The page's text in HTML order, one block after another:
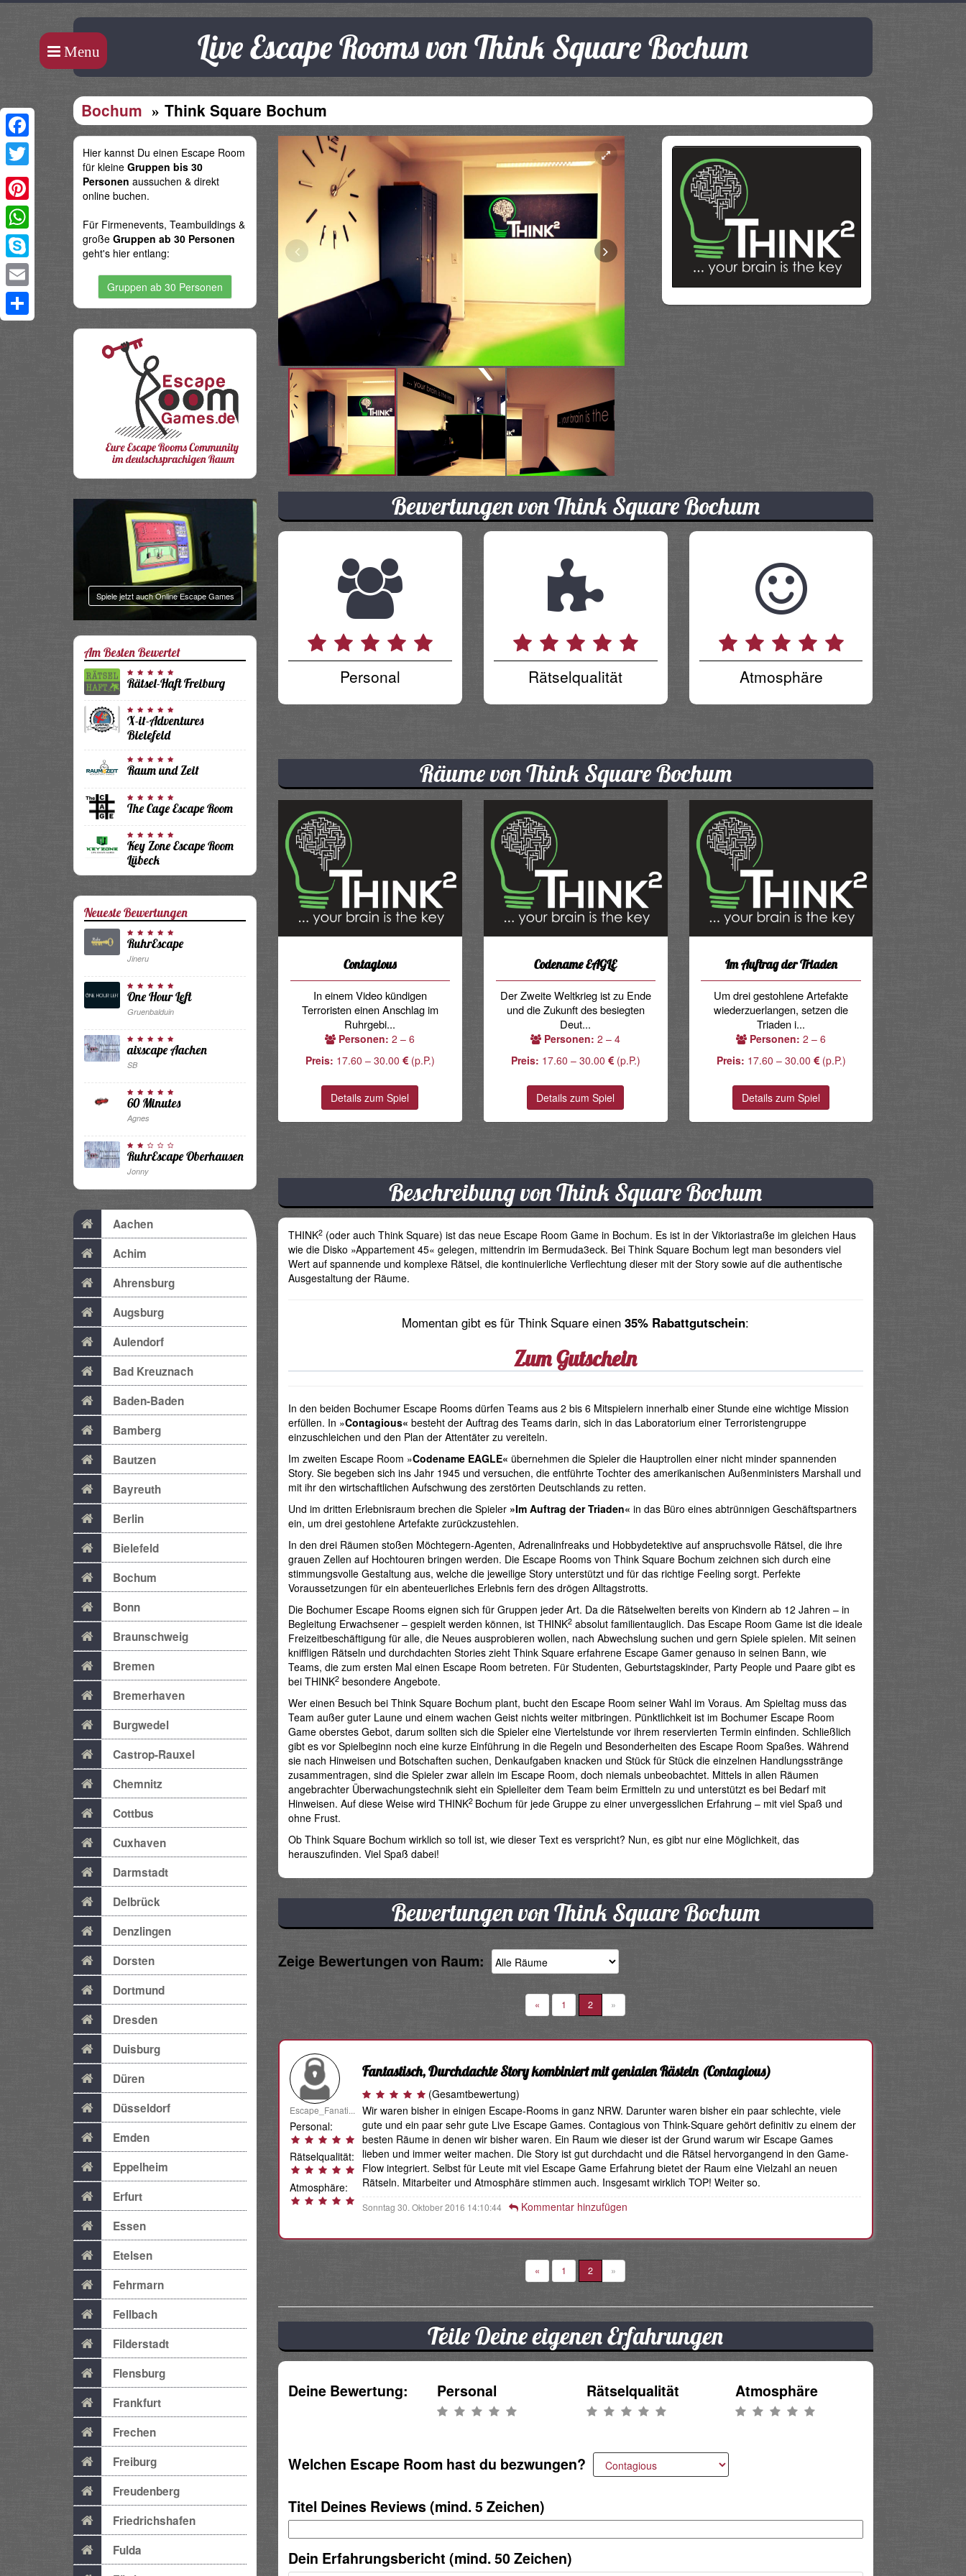
Menu Live Escape Rooms von Think Square Bochum
Bochum Think Square Bochum
Hier kannst Du einen Escape Room
für kleine Gruppen bis 30
Personen aussuchen & direkt
online buchen.
Für Firmenevents, Teambuildings &
große Gruppen ab 30 Personen
geht's hier entlang:
Gruppen ab 30 Personen
Spiele jetzt auch Online Escape Games
Am Besten Bewertet
Rätsel-Haft Freiburg
X-it-Adventures
Bielefeld
Raum und Zeit
The Cage Escape Room
Key Zone Escape Room
Lübeck
Neueste Bewertungen
RuhrEscape
Jineru
One Hour Left
Gruenbalduin
aixscape Aachen
SB
60 Minutes
Agnes
RuhrEscape Oberhausen
Jonny
Aachen
Achim
Ahrensburg
Augsburg
Aulendorf
Bad Kreuznach
Baden-Baden
Bamberg
Bautzen
Bayreuth
Berlin
Bielefeld
Bochum
Bonn
Braunschweig
Bremen
Bremerhaven
Burgwedel
Castrop-Rauxel
Chemnitz
Cottbus
Cuxhaven
Darmstadt
Delbrück
Denzlingen
Dorsten
Dortmund
Dresden
Duisburg
Düren
Düsseldorf
Emden
Eppelheim
Erfurt
Essen
Etelsen
Fehrmarn
Fellbach
Filderstadt
Flensburg
Frankfurt
Frechen
Freiburg
Freudenberg
Friedrichshafen
Fulda
Bewertungen von Think Square Bochum
Personal Rätselqualität Atmosphäre
Räume von Think Square Bochum
Contagious
In einem Video kündigen
Terroristen einen Anschlag im
Ruhrgebi...
Personen: 2 – 6
Preis: 17.60 – 30.00 (p.P.)
Details zum Spiel
Codename EAGLE
Der Zweite Weltkrieg ist zu Ende
und die Zukunft des besiegten
Deut...
Personen: 2 – 4
Preis: 17.60 – 30.00 (p.P.)
Details zum Spiel
Im Auftrag der Triaden
Um drei gestohlene Artefakte
wiederzuerlangen, setzen die
Triaden i...
Personen: 2 – 6
Preis: 17.60 – 30.00 (p.P.)
Details zum Spiel
Beschreibung von Think Square Bochum
THINK2 (oder auch Think Square) ist das neue Escape Room Game in Bochum. Es ist in der Viktoriastraße im gleichen Haus
wie die Disko »Appartement 45« gelegen, mittendrin im Bermuda3eck. Bei Think Square Bochum legt man besonders viel
Wert auf spannende und komplexe Rätsel, die kontinuierliche Verflechtung dieser mit der Story sowie auf die authentische
Ausgestaltung der Räume.
Momentan gibt es für Think Square einen35% Rabattgutschein:
Zum Gutschein
In den beiden Bochumer Escape Rooms dürfen Teams aus 2 bis 6 Mitspielern innerhalb einer Stunde eine wichtige Mission
erfüllen. In »Contagious« besteht der Auftrag des Teams darin, sich in das Laboratorium einer Terroristengruppe
einzuschleichen und den Plan der Attentäter zu vereiteln.
Im zweiten Escape Room »Codename EAGLE« übernehmen die Spieler die Hauptrollen einer nicht minder spannenden
Story. Sie begeben sich ins Jahr 1945 und versuchen, die entführte Tochter des amerikanischen Außenministers Marshall und
mit ihr den wirtschaftlichen Aufschwung des zerstörten Deutschlands zu retten.
Und im dritten Erlebnisraum brechen die Spieler »Im Auftrag der Triaden« in das Büro eines abtrünnigen Geschäftspartners
ein, um drei gestohlene Artefakte zurückzustehlen.
In den drei Räumen stoßen Möchtegern-Agenten, Adrenalinfreaks und Hobbydetektive auf anspruchsvolle Rätsel, die ihre
grauen Zellen auf Hochtouren bringen werden. Die Escape Rooms von Think Square Bochum zeichnen sich durch eine
stimmungsvolle Gestaltung aus, welche die jeweilige Story unterstützt und für das richtige Feeling sorgt. Perfekte
Voraussetzungen für ein abenteuerliches Erlebnis fern des drögen Alltagstrotts.
Die Bochumer Escape Rooms eignen sich für Gruppen jeder Art. Da die Rätselwelten bereits von Kindern ab 12 Jahren – in
Begleitung Erwachsener – gespielt werden können, ist THINK2 absolut familientauglich. Das Escape Room Game ist die ideale
Freizeitbeschäftigung für alle, die Neues ausprobieren wollen, nach Abwechslung suchen und gern Spiele spielen. Mit seinen
kniffligen Rätseln und durchdachten Stories zieht Think Square erfahrene Escape Gamer genauso in seinen Bann, wie
Teams, die zum ersten Mal einen Escape Room betreten. Für Studenten, Geburtstagskinder, Party People und Paare gibt es
bei THINK2 besondere Angebote.
Wer einen Besuch bei Think Square Bochum plant, bucht den Escape Room seiner Wahl im Voraus. Am Spieltag muss das
Team außer guter Laune und einem wachen Geist nichts weiter mitbringen. Pünktlichkeit ist im Bochumer Escape Room
Game oberstes Gebot, darum sollten sich die Spieler eine Viertelstunde vor ihrem reservierten Termin einfinden. Schließlich
gibt es vor Spielbeginn noch eine kurze Einführung in die Regeln und Besonderheiten des Escape Room Spaßes. Während
sie nach Hinweisen und Botschaften suchen, Denkaufgaben knacken und Stück für Stück die einzelnen Handlungsstränge
zusammentragen, sind die Spieler zwar allein im Escape Room, doch niemals unbeobachtet. Mittels in allen Räumen
angebrachter Überwachungstechnik sieht ein Spielleiter dem Team beim Ermitteln zu und unterstützt es bei Bedarf mit
Hinweisen. Auf diese Weise wird THINK2 Bochum für jede Gruppe zu einer unvergesslichen Erfahrung – mit viel Spaß und
ohne Frust.
Ob Think Square Bochum wirklich so toll ist, wie dieser Text es verspricht? Nun, es gibt nur eine Möglichkeit, das
herauszufinden. Viel Spaß dabei!
Bewertungen von Think Square Bochum
Zeige Bewertungen von Raum:
« 1 2 »
Escape_Fanati...
Personal:
Rätselqualität:
Atmosphäre:
Fantastisch, Durchdachte Story kombiniert mit genialen Rästeln(Contagious)
(Gesamtbewertung)
Wir waren bisher in einigen Escape-Rooms in ganz NRW. Darunter waren bisher ein paar schlechte, viele
gute und ein paar sehr gute Live Escape Games. Contagious von Think-Square gehört definitiv zu einem der
besten Räume in denen wir bisher waren. Ein Raum wie dieser ist der Grund warum wir Escape Games
lieben und immer weiter machen. Die Story ist gut durchdacht und die Rätsel hervorgangend in den Game-
Flow integriert. Selbst für Leute mit viel Escape Game Erfahrung bietet der Raum eine Vielzahl an neuen
Rätseln. Mitarbeiter und Atmosphäre stimmen auch. Insgesamt wirklich TOP! Weiter so.
Sonntag 30. Oktober 2016 14:10:44 Kommentar hinzufügen
« 1 2 »
Teile Deine eigenen Erfahrungen
Deine Bewertung: Personal Rätselqualität Atmosphäre
Welchen Escape Room hast du bezwungen?
Titel Deines Reviews (mind. 5 Zeichen)
Dein Erfahrungsbericht (mind. 50 Zeichen)
Facebook
Twitter
Pinterest
WhatsApp
Skype
Email